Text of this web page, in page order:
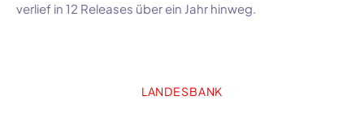
verlief in 12 Releases über ein Jahr hinweg.
LANDESBANK